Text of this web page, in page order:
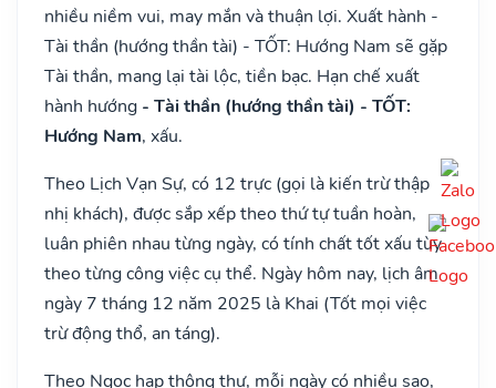
nhiều niềm vui, may mắn và thuận lợi. Xuất hành -
Tài thần (hướng thần tài) - TỐT: Hướng Nam sẽ gặp
Tài thần, mang lại tài lộc, tiền bạc. Hạn chế xuất
hành hướng - Tài thần (hướng thần tài) - TỐT:
Hướng Nam, xấu.
Theo Lịch Vạn Sự, có 12 trực (gọi là kiến trừ thập
nhị khách), được sắp xếp theo thứ tự tuần hoàn,
luân phiên nhau từng ngày, có tính chất tốt xấu tùy
theo từng công việc cụ thể. Ngày hôm nay, lịch âm
ngày 7 tháng 12 năm 2025 là Khai (Tốt mọi việc
trừ động thổ, an táng).
Theo Ngọc hạp thông thư, mỗi ngày có nhiều sao,